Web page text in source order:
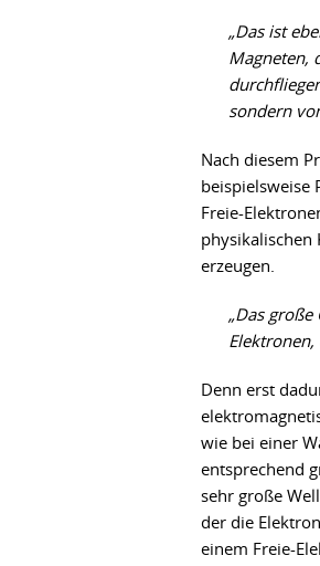
„Das ist
Magneten,
sondern
Nach diesem
beispielsweise
Freie-
physikalischen
erzeugen.
„Das
Denn erst
wie bei einer
entsprechend
sehr große
der die
einem Freie-